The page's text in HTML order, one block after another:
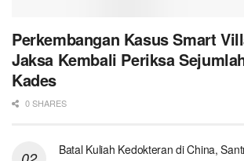
Perkembangan Kasus Smart
Jaksa Kembali Periksa
Kades
0 SHARES
Batal Kuliah Kedokteran di China,